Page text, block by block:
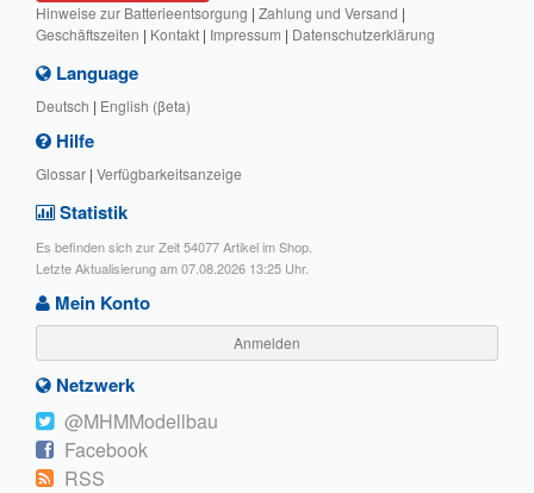
Hinweise zur Batterieentsorgung | Zahlung und Versand |
Geschäftszeiten | Kontakt | Impressum | Datenschutzerklärung
Language
Deutsch | English (βeta)
Hilfe
Glossar | Verfügbarkeitsanzeige
Statistik
Es befinden sich zur Zeit 54077 Artikel im Shop.
Letzte Aktualisierung am 07.08.2026 13:25 Uhr.
Mein Konto
Anmelden
Netzwerk
@MHMModellbau
Facebook
RSS